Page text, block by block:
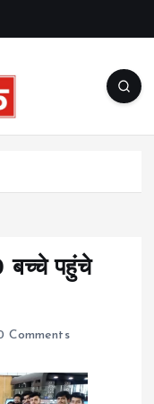
बच्चे पहुंचे
Comments